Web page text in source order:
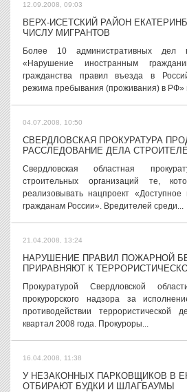
12.09.2008, 09:03
ВЕРХ-ИСЕТСКИЙ РАЙОН
ЧИСЛУ МИГРАНТОВ
Более 10 административных дел
«Нарушение иностранным
гражданства правил въезда в
режима пребывания (проживания) в РФ»
04.07.2008, 10:50
СВЕРДЛОВСКАЯ ПРОКУРАТУРА
РАССЛЕДОВАНИЕ ДЕЛА
Свердловская областная
строительных организаций те,
реализовывать нацпроект
гражданам России». Вредителей среди...
21.04.2008, 13:24
НАРУШЕНИЕ ПРАВИЛ ПОЖАРНОЙ
ПРИРАВНЯЮТ К
Прокуратурой Свердловской
прокурорского надзора за
противодействии террористической
квартал 2008 года. Прокуроры...
16.04.2008, 11:38
У НЕЗАКОННЫХ ПАРКОВЩИКОВ В
ОТБИРАЮТ БУДКИ И ШЛАГБАУМЫ